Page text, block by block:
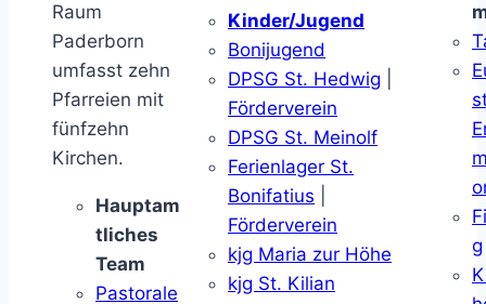
Raum
Paderborn
umfasst zehn
Pfarreien mit
fünfzehn
Kirchen.
Hauptam
tliches
Team
Pastorale
Kinder/Jugend
Bonijugend
DPSG St. Hedwig
Förderverein
DPSG St. Meinolf
Ferienlager St.
Bonifatius
Förderverein
kjg Maria zur Höhe
kjg St. Kilian
g